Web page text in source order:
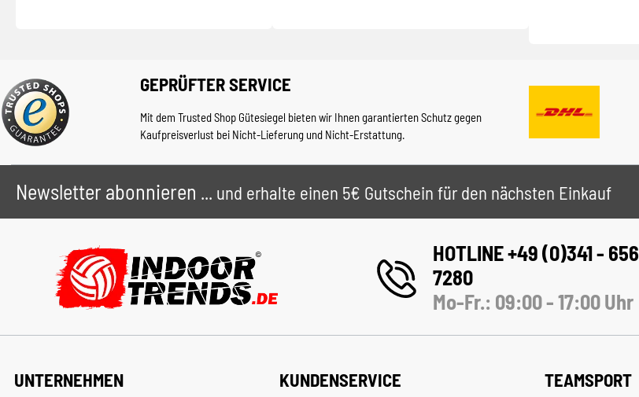
GEPRÜFTER SERVICE
Mit dem Trusted Shop Gütesiegel bieten wir Ihnen garantierten Schutz gegen
Kaufpreisverlust bei Nicht-Lieferung und Nicht-Erstattung.
Newsletter abonnieren ... und erhalte einen 5€ Gutschein für den nächsten Einkauf
HOTLINE +49 (0)341 - 656
7280
Mo-Fr.: 09:00 - 17:00 Uhr
UNTERNEHMEN KUNDENSERVICE TEAMSPORT